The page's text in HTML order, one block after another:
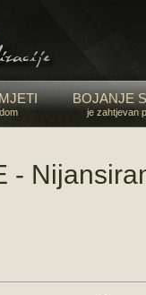
BOJANJE
je zahtjevan
-